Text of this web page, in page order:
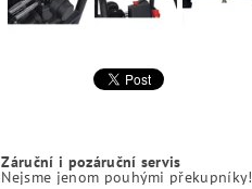
Záruční i pozáruční servis
Nejsme jenom pouhými překupníky!